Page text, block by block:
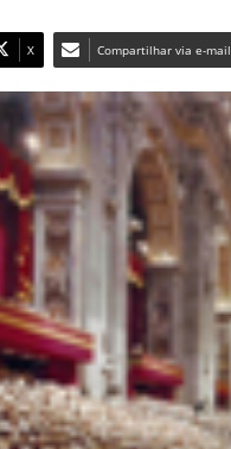
X Compartilhar via e-mail